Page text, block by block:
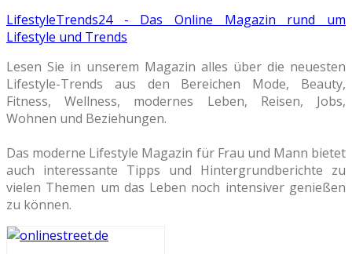
LifestyleTrends24 - Das Online Magazin rund um
Lifestyle und Trends
Lesen Sie in unserem Magazin alles über die neuesten
Lifestyle-Trends aus den Bereichen Mode, Beauty,
Fitness, Wellness, modernes Leben, Reisen, Jobs,
Wohnen und Beziehungen.
Das moderne Lifestyle Magazin für Frau und Mann bietet
auch interessante Tipps und Hintergrundberichte zu
vielen Themen um das Leben noch intensiver genießen
zu können.